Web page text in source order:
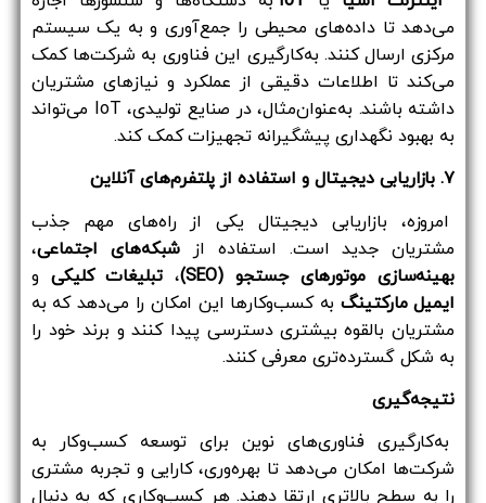
می‌دهد تا داده‌های محیطی را جمع‌آوری و به یک سیستم
مرکزی ارسال کنند. به‌کارگیری این فناوری به شرکت‌ها کمک
می‌کند تا اطلاعات دقیقی از عملکرد و نیازهای مشتریان
داشته باشند. به‌عنوان‌مثال، در صنایع تولیدی، IoT می‌تواند
به بهبود نگهداری پیشگیرانه تجهیزات کمک کند.
۷. بازاریابی دیجیتال و استفاده از پلتفرم‌های آنلاین
امروزه، بازاریابی دیجیتال یکی از راه‌های مهم جذب
مشتریان جدید است. استفاده از شبکه‌های اجتماعی،
بهینه‌سازی موتورهای جستجو (SEO)
،تبلیغات کلیکی و
ایمیل مارکتینگ به کسب‌وکارها این امکان را می‌دهد که به
مشتریان بالقوه بیشتری دسترسی پیدا کنند و برند خود را
به شکل گسترده‌تری معرفی کنند.
نتیجه‌گیری
به‌کارگیری فناوری‌های نوین برای توسعه کسب‌وکار به
شرکت‌ها امکان می‌دهد تا بهره‌وری، کارایی و تجربه مشتری
را به سطح بالاتری ارتقا دهند. هر کسب‌وکاری که به دنبال